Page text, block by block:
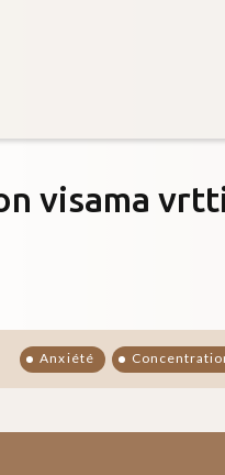
visama
Anxiété